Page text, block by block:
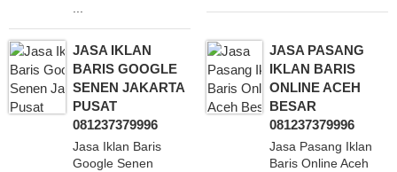
JASA IKLAN
BARIS GOOGLE
SENEN JAKARTA
PUSAT
081237379996
Jasa Iklan Baris
Google Senen
JASA PASANG
IKLAN BARIS
ONLINE ACEH
BESAR
081237379996
Jasa Pasang Iklan
Baris Online Aceh